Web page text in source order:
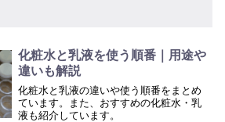
化粧水と乳液を使う順番｜用途や
違いも解説
化粧水と乳液の違いや使う順番をまとめ
ています。また、おすすめの化粧水・乳
液も紹介しています。